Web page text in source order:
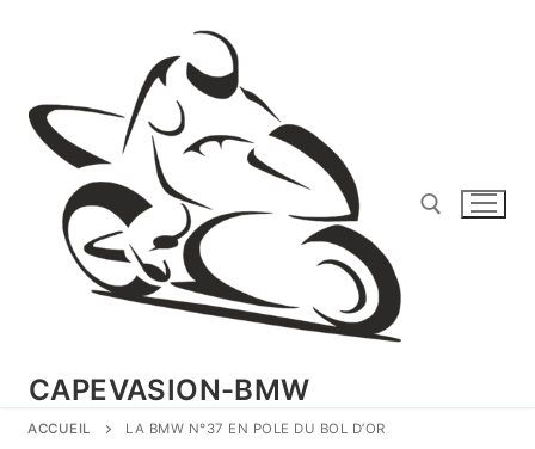
CAPEVASION-BMW
ACCUEIL LA BMW N°37 EN POLE DU BOL D’OR